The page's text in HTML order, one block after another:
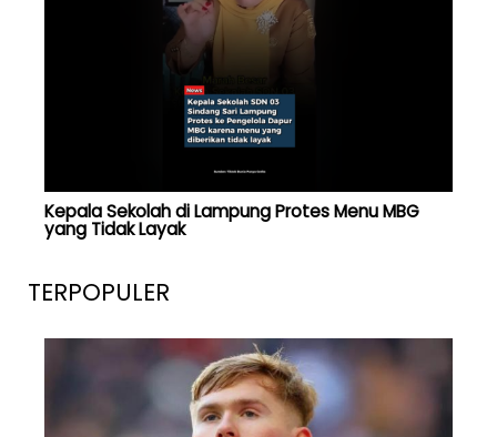
Kepala Sekolah di Lampung Protes Menu MBG
yang Tidak Layak
TERPOPULER